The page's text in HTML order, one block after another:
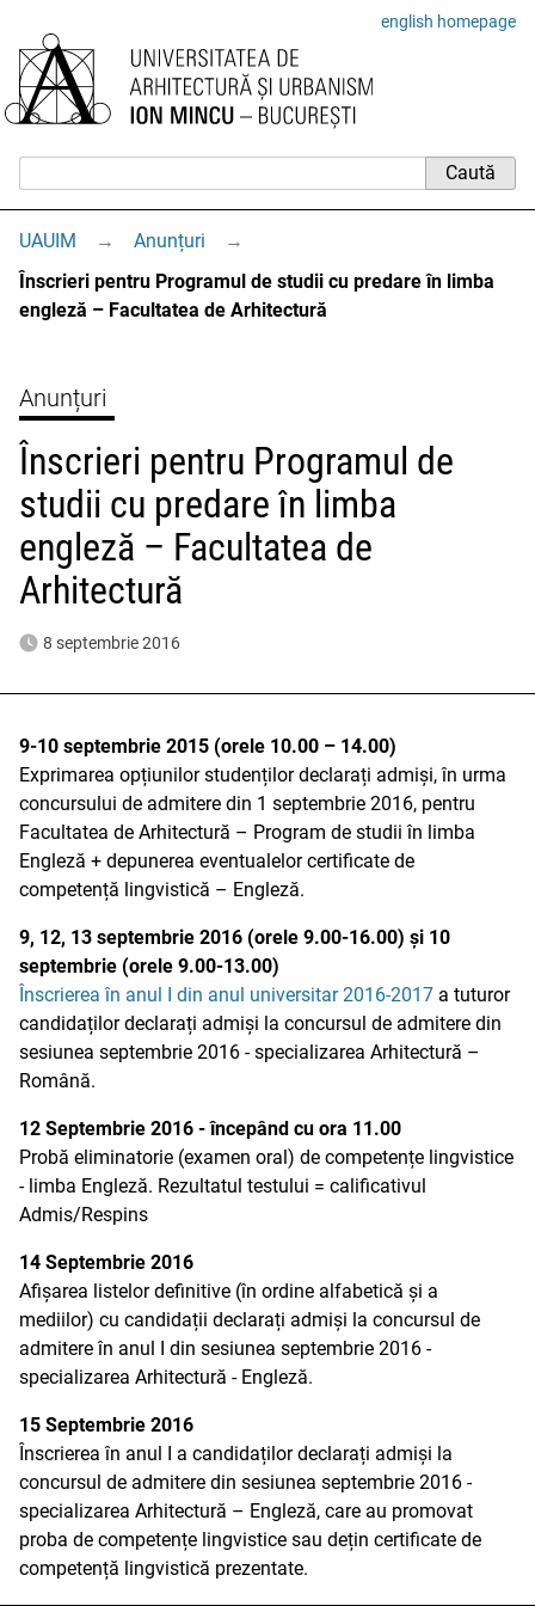
english homepage
UAUIM → Anunțuri
→
Înscrieri pentru Programul de studii cu predare în limba
engleză – Facultatea de Arhitectură
Anunțuri
Înscrieri pentru Programul de
studii cu predare în limba
engleză – Facultatea de
Arhitectură
8 septembrie 2016
9-10 septembrie 2015 (orele 10.00 – 14.00)
Exprimarea opțiunilor studenților declarați admiși, în urma
concursului de admitere din 1 septembrie 2016, pentru
Facultatea de Arhitectură – Program de studii în limba
Engleză + depunerea eventualelor certificate de
competență lingvistică – Engleză.
9, 12, 13 septembrie 2016 (orele 9.00-16.00) și 10
septembrie (orele 9.00-13.00)
Înscrierea în anul I din anul universitar 2016-2017 a tuturor
candidaților declarați admiși la concursul de admitere din
sesiunea septembrie 2016 - specializarea Arhitectură –
Română.
12 Septembrie 2016 - începând cu ora 11.00
Probă eliminatorie (examen oral) de competențe lingvistice
- limba Engleză. Rezultatul testului = calificativul
Admis/Respins
14 Septembrie 2016
Afișarea listelor definitive (în ordine alfabetică și a
mediilor) cu candidații declarați admiși la concursul de
admitere în anul I din sesiunea septembrie 2016 -
specializarea Arhitectură - Engleză.
15 Septembrie 2016
Înscrierea în anul I a candidaților declarați admiși la
concursul de admitere din sesiunea septembrie 2016 -
specializarea Arhitectură – Engleză, care au promovat
proba de competențe lingvistice sau dețin certificate de
competență lingvistică prezentate.